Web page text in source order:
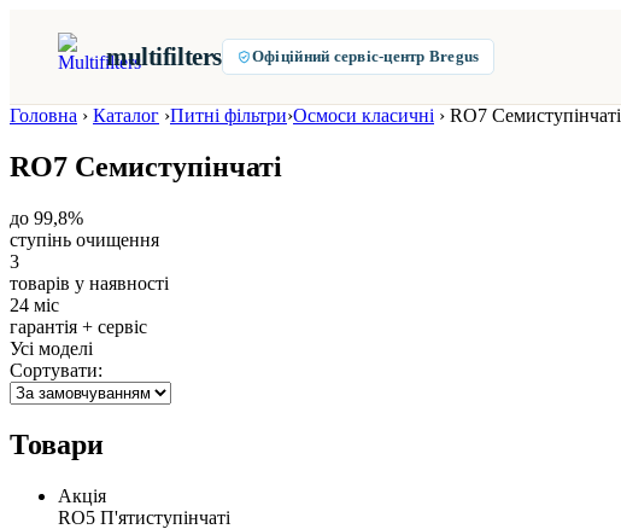
multifilters Офіційний сервіс-центр Bregus
Головна › Каталог ›Питні фільтри›Осмоси класичні › RO7 Семиступінчаті
RO7 Семиступінчаті
до 99,8%
ступінь очищення
3
товарів у наявності
24 міс
гарантія + сервіс
Усі моделі
Сортувати:
Товари
Акція
RO5 П'ятиступінчаті